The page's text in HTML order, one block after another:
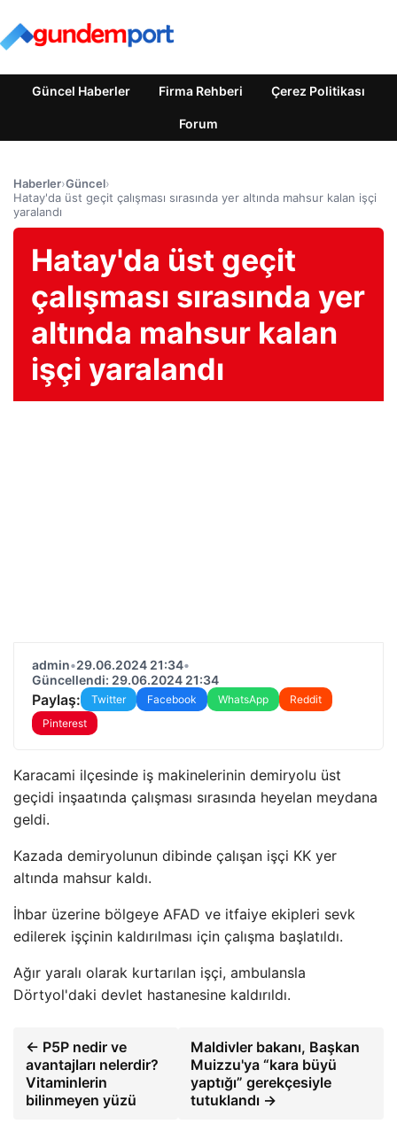
Güncel Haberler Firma Rehberi Çerez Politikası
Forum
Haberler›Güncel›
Hatay'da üst geçit çalışması sırasında yer altında mahsur kalan işçi
yaralandı
Hatay'da üst geçit
çalışması sırasında yer
altında mahsur kalan
işçi yaralandı
admin•29.06.2024 21:34•
Güncellendi: 29.06.2024 21:34
Paylaş: Twitter Facebook WhatsApp
Reddit
Pinterest
Karacami ilçesinde iş makinelerinin demiryolu üst
geçidi inşaatında çalışması sırasında heyelan meydana
geldi.
Kazada demiryolunun dibinde çalışan işçi KK yer
altında mahsur kaldı.
İhbar üzerine bölgeye AFAD ve itfaiye ekipleri sevk
edilerek işçinin kaldırılması için çalışma başlatıldı.
Ağır yaralı olarak kurtarılan işçi, ambulansla
Dörtyol'daki devlet hastanesine kaldırıldı.
← P5P nedir ve
avantajları nelerdir?
Vitaminlerin
bilinmeyen yüzü
Maldivler bakanı, Başkan
Muizzu'ya “kara büyü
yaptığı” gerekçesiyle
tutuklandı →